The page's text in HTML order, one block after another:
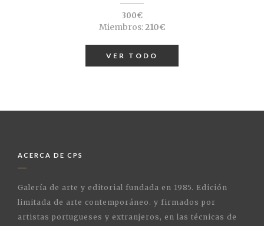
300€
Miembros:210€
VER TODO
ACERCA DE CPS
Galería de arte y editorial fundada en 1985. Edición
limitada de arte contemporáneo. y firmados por
artistas portugueses y extranjeros, en las técnicas de